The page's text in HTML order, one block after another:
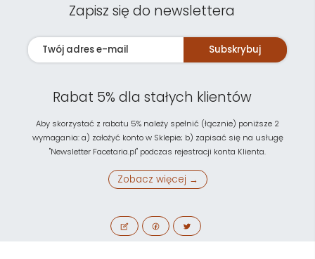
Zapisz się do newslettera
Subskrybuj
Rabat 5% dla stałych klientów
Aby skorzystać z rabatu 5% należy spełnić (łącznie) poniższe 2
wymagania: a) założyć konto w Sklepie; b) zapisać się na usługę
"Newsletter Facetaria.pl" podczas rejestracji konta Klienta.
Zobacz więcej →